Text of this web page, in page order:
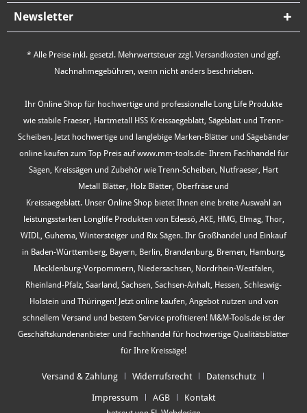
Newsletter
* Alle Preise inkl. gesetzl. Mehrwertsteuer zzgl. Versandkosten und ggf.
Nachnahmegebühren, wenn nicht anders beschrieben.
Ihr Online Shop für hochwertige und professionelle Long Life Produkte
wie stabile Fraeser, Hartmetall HSS Kreissaegeblatt, Sägeblatt und Trenn-
Scheiben. Jetzt hochwertige und langlebige Marken-Blätter und Sägebänder
online kaufen zum Top Preis auf www.mm-tools.de- Ihrem Fachhandel für
Sägen, Kreissägen und Zubehör wie Trenn-Scheiben, Nutfraeser, Hart
Metall Blätter, Holz Blätter, Oberfräse und
Kreissaegeblatt. Unser Online Shop bietet Ihnen eine breite Auswahl an
leistungsstarken Longlife Produkten von Edessö, AKE, HMG, Elmag, Thor,
WIDL, Guhema, Wintersteiger und Rix Sägen. Ihr Großhandel und Einkauf
in Baden-Württemberg, Bayern, Berlin, Brandenburg, Bremen, Hamburg,
Mecklenburg-Vorpommern, Niedersachsen, Nordrhein-Westfalen,
Rheinland-Pfalz, Saarland, Sachsen, Sachsen-Anhalt, Hessen, Schleswig-
Holstein und Thüringen! Jetzt online kaufen, Angebot nutzen und von
schnellem Versand und bestem Service profitieren! M&M-Tools.de ist der
Geschäftskundenanbieter und Fachhandel für hochwertige Qualitätsblätter
für Ihre Kreissäge!
Versand & Zahlung Widerrufsrecht Datenschutz
Impressum AGB Kontakt